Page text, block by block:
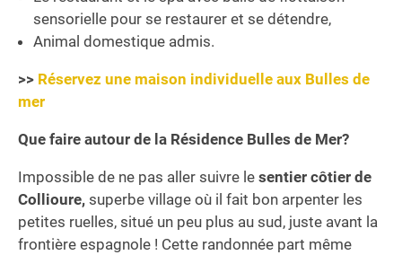
sensorielle pour se restaurer et se détendre,
Animal domestique admis.
>> Réservez une maison individuelle aux Bulles de
mer
Que faire autour de la Résidence Bulles de Mer?
Impossible de ne pas aller suivre le sentier côtier de
Collioure, superbe village où il fait bon arpenter les
petites ruelles, situé un peu plus au sud, juste avant la
frontière espagnole ! Cette randonnée part même